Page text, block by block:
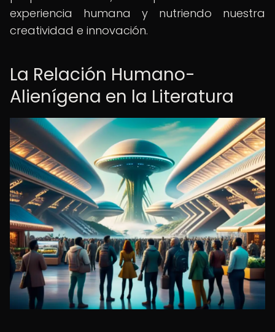
experiencia humana y nutriendo nuestra
creatividad e innovación.
La Relación Humano-
Alienígena en la Literatura